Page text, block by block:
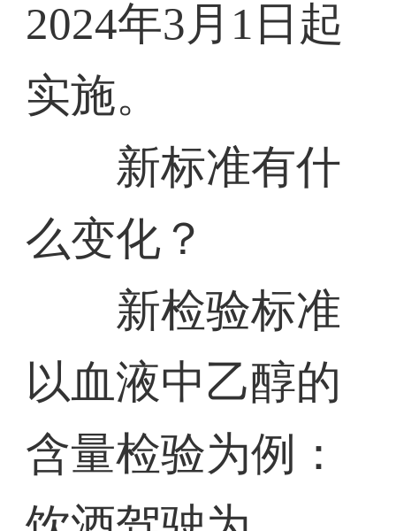
2024年3月1日起
实施。
新标准有什
么变化？
新检验标准
以血液中乙醇的
含量检验为例：